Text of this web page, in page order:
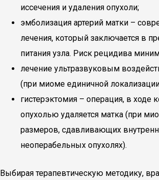
иссечения и удаления опухоли;
эмболизация артерий матки –
лечения, который заключается в
питания узла. Риск рецидива
лечение ультразвуковым
(при миоме единичной
гистерэктомия – операция, в ходе
опухолью удаляется матка (при
размеров, сдавливающих
неоперабельных опухолях).
Выбирая терапевтическую методику,